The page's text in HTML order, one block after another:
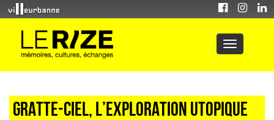
Gratte-ciel, l’exploration utopique